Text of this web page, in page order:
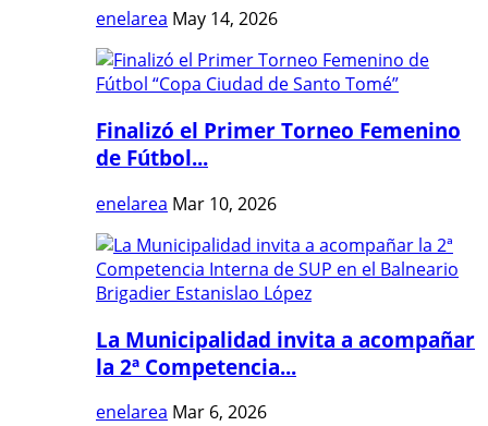
enelarea May 14, 2026
Finalizó el Primer Torneo Femenino
de Fútbol...
enelarea Mar 10, 2026
La Municipalidad invita a acompañar
la 2ª Competencia...
enelarea Mar 6, 2026